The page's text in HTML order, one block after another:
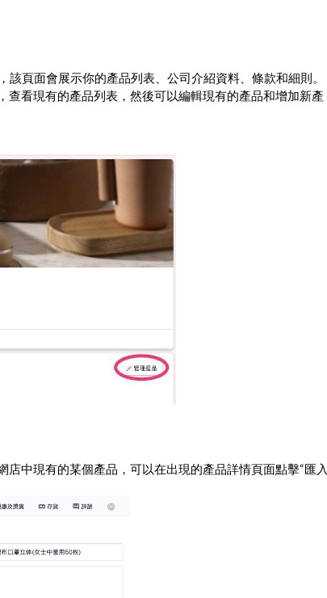
頁面會展示你的產品列表、公司介紹資料、條款和細則。
查看現有的產品列表，然後可以編輯現有的產品和增加新產
中現有的某個產品，可以在出現的產品詳情頁面點擊“匯入